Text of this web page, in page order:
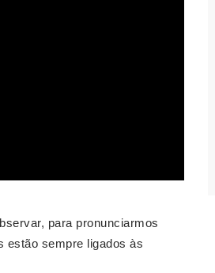
para pronunciarmos
estão sempre ligados às